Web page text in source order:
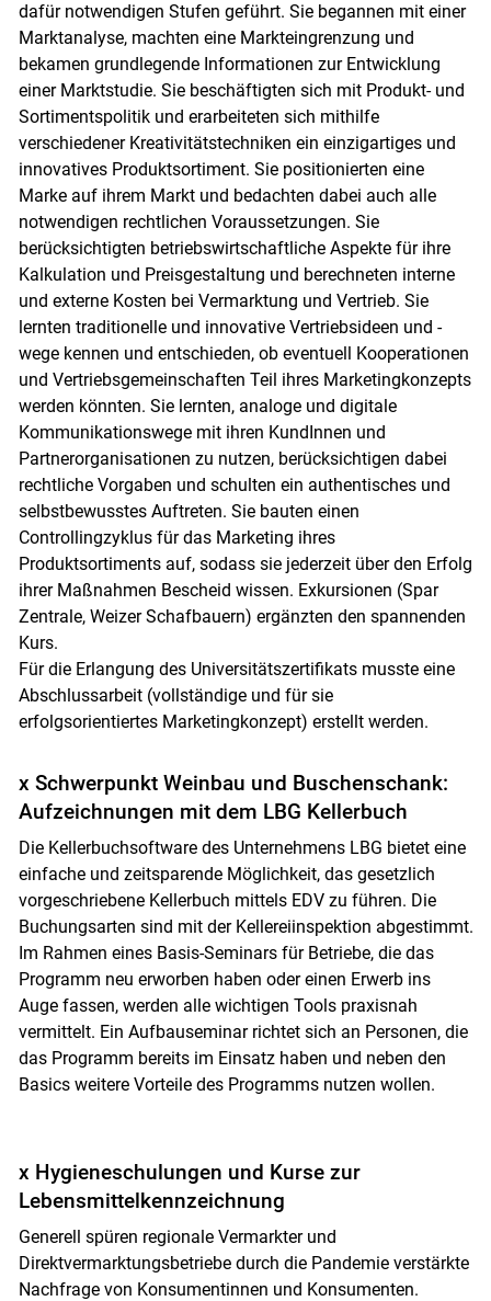
dafür notwendigen Stufen geführt. Sie begannen mit einer
Marktanalyse, machten eine Markteingrenzung und
bekamen grundlegende Informationen zur Entwicklung
einer Marktstudie. Sie beschäftigten sich mit Produkt- und
Sortimentspolitik und erarbeiteten sich mithilfe
verschiedener Kreativitätstechniken ein einzigartiges und
innovatives Produktsortiment. Sie positionierten eine
Marke auf ihrem Markt und bedachten dabei auch alle
notwendigen rechtlichen Voraussetzungen. Sie
berücksichtigten betriebswirtschaftliche Aspekte für ihre
Kalkulation und Preisgestaltung und berechneten interne
und externe Kosten bei Vermarktung und Vertrieb. Sie
lernten traditionelle und innovative Vertriebsideen und -
wege kennen und entschieden, ob eventuell Kooperationen
und Vertriebsgemeinschaften Teil ihres Marketingkonzepts
werden könnten. Sie lernten, analoge und digitale
Kommunikationswege mit ihren KundInnen und
Partnerorganisationen zu nutzen, berücksichtigen dabei
rechtliche Vorgaben und schulten ein authentisches und
selbstbewusstes Auftreten. Sie bauten einen
Controllingzyklus für das Marketing ihres
Produktsortiments auf, sodass sie jederzeit über den Erfolg
ihrer Maßnahmen Bescheid wissen. Exkursionen (Spar
Zentrale, Weizer Schafbauern) ergänzten den spannenden
Kurs.
Für die Erlangung des Universitätszertifikats musste eine
Abschlussarbeit (vollständige und für sie
erfolgsorientiertes Marketingkonzept) erstellt werden.
x Schwerpunkt Weinbau und Buschenschank:
Aufzeichnungen mit dem LBG Kellerbuch
Die Kellerbuchsoftware des Unternehmens LBG bietet eine
einfache und zeitsparende Möglichkeit, das gesetzlich
vorgeschriebene Kellerbuch mittels EDV zu führen. Die
Buchungsarten sind mit der Kellereiinspektion abgestimmt.
Im Rahmen eines Basis-Seminars für Betriebe, die das
Programm neu erworben haben oder einen Erwerb ins
Auge fassen, werden alle wichtigen Tools praxisnah
vermittelt. Ein Aufbauseminar richtet sich an Personen, die
das Programm bereits im Einsatz haben und neben den
Basics weitere Vorteile des Programms nutzen wollen.
x Hygieneschulungen und Kurse zur
Lebensmittelkennzeichnung
Generell spüren regionale Vermarkter und
Direktvermarktungsbetriebe durch die Pandemie verstärkte
Nachfrage von Konsumentinnen und Konsumenten.